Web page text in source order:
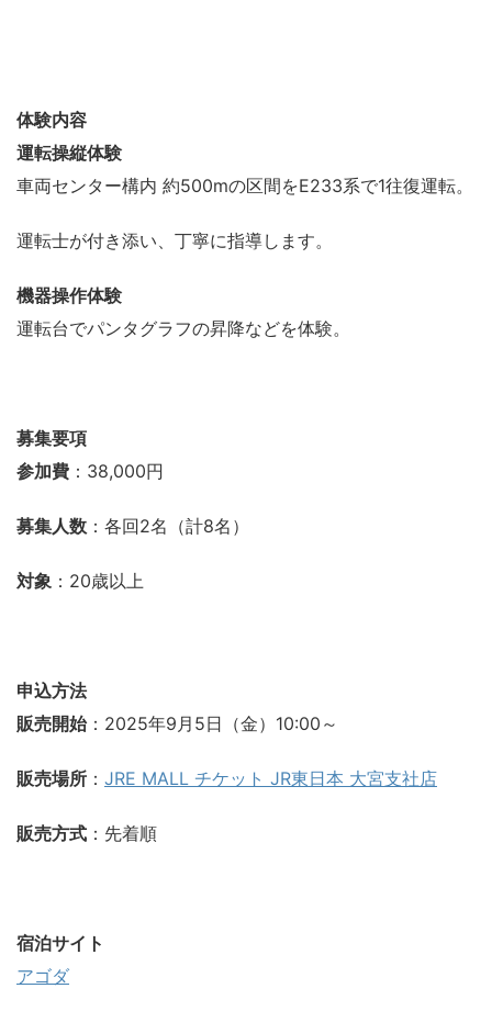
体験内容
運転操縦体験
車両センター構内 約500mの区間をE233系で1往復運転。
運転士が付き添い、丁寧に指導します。
機器操作体験
運転台でパンタグラフの昇降などを体験。
募集要項
参加費 ：38,000円
募集人数 ：各回2名（計8名）
対象 ：20歳以上
申込方法
販売開始：2025年9月5日（金）10:00～
販売場所 ： JRE MALL チケット JR東日本 大宮支社店
販売方式 ：先着順
宿泊サイト
アゴダ